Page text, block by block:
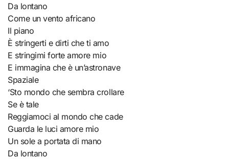
Da lontano
Come un vento africano
Il piano
È stringerti e dirti che ti amo
E stringimi forte amore mio
E immagina che è un’astronave
Spaziale
‘Sto mondo che sembra crollare
Se è tale
Reggiamoci al mondo che cade
Guarda le luci amore mio
Un sole a portata di mano
Da lontano